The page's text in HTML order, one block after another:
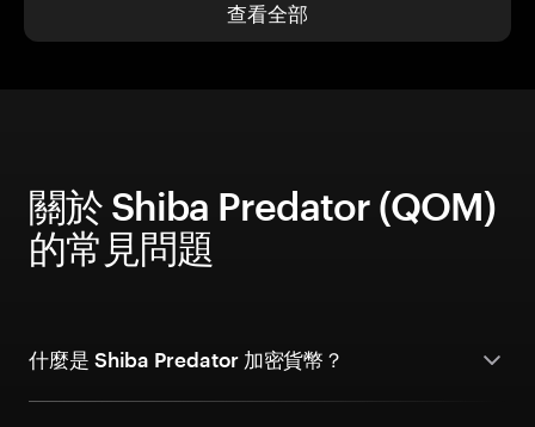
查看全部
關於 Shiba Predator (QOM)
的常見問題
什麼是 Shiba Predator 加密貨幣？